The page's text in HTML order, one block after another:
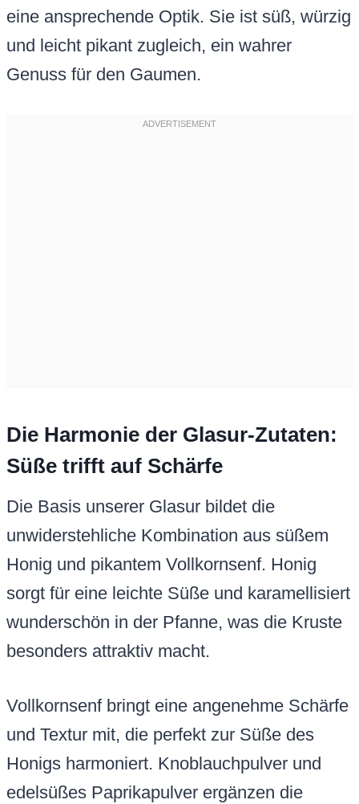
eine ansprechende Optik. Sie ist süß, würzig
und leicht pikant zugleich, ein wahrer
Genuss für den Gaumen.
Die Harmonie der Glasur-Zutaten:
Süße trifft auf Schärfe
Die Basis unserer Glasur bildet die
unwiderstehliche Kombination aus süßem
Honig und pikantem Vollkornsenf. Honig
sorgt für eine leichte Süße und karamellisiert
wunderschön in der Pfanne, was die Kruste
besonders attraktiv macht.
Vollkornsenf bringt eine angenehme Schärfe
und Textur mit, die perfekt zur Süße des
Honigs harmoniert. Knoblauchpulver und
edelsüßes Paprikapulver ergänzen die